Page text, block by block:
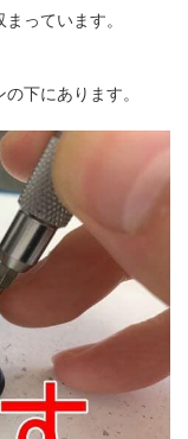
っています。
下にあります。